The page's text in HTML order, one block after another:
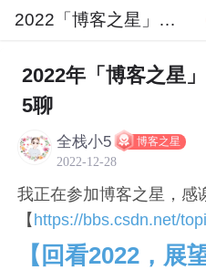
2022「博客之星」大赛
社区 2022「博客之星
2022年「博客之星
5聊
全栈小5 博客之星
2022-12-28
我正在参加博客之星，感
【 https://bbs.csdn.net/
【回看2022，展